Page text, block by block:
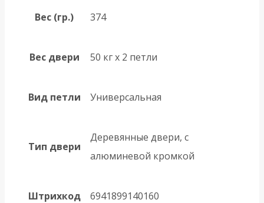
Вес (гр.) 374
Вес двери 50 кг х 2 петли
Вид петли Универсальная
Тип двери
Деревянные двери, с
алюминевой кромкой
Штрихкод 6941899140160